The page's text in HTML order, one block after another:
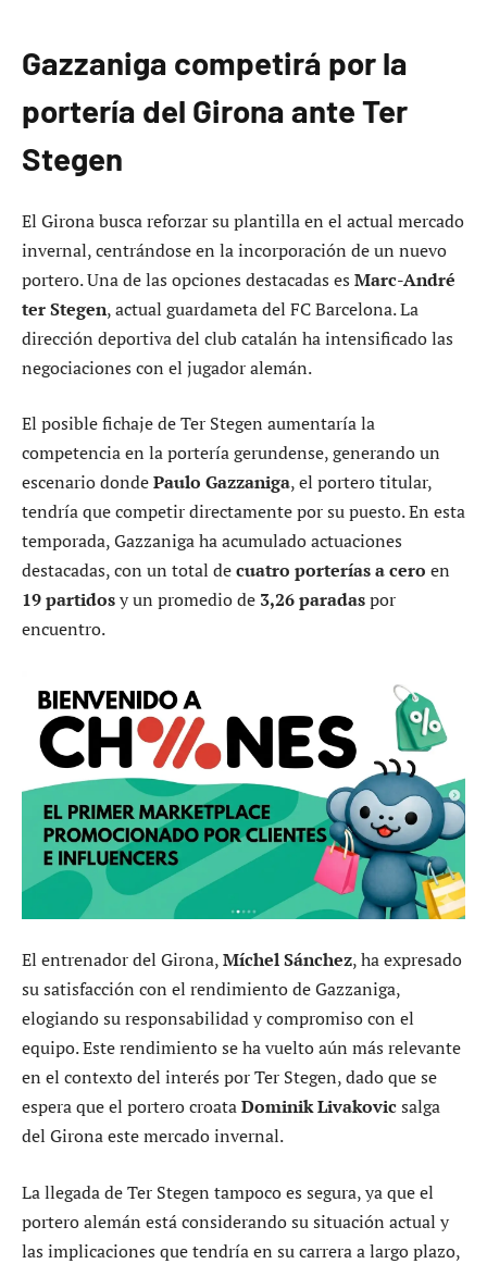
Gazzaniga competirá por la
portería del Girona ante Ter
Stegen
El Girona busca reforzar su plantilla en el actual mercado
invernal, centrándose en la incorporación de un nuevo
portero. Una de las opciones destacadas es Marc-André
ter Stegen, actual guardameta del FC Barcelona. La
dirección deportiva del club catalán ha intensificado las
negociaciones con el jugador alemán.
El posible fichaje de Ter Stegen aumentaría la
competencia en la portería gerundense, generando un
escenario dondePaulo Gazzaniga, el portero titular,
tendría que competir directamente por su puesto. En esta
temporada, Gazzaniga ha acumulado actuaciones
destacadas, con un total decuatro porterías a cero en
19 partidosy un promedio de 3,26 paradaspor
encuentro.
El entrenador del Girona,Míchel Sánchez, ha expresado
su satisfacción con el rendimiento de Gazzaniga,
elogiando su responsabilidad y compromiso con el
equipo. Este rendimiento se ha vuelto aún más relevante
en el contexto del interés por Ter Stegen, dado que se
espera que el portero croataDominik Livakovicsalga
del Girona este mercado invernal.
La llegada de Ter Stegen tampoco es segura, ya que el
portero alemán está considerando su situación actual y
las implicaciones que tendría en su carrera a largo plazo,